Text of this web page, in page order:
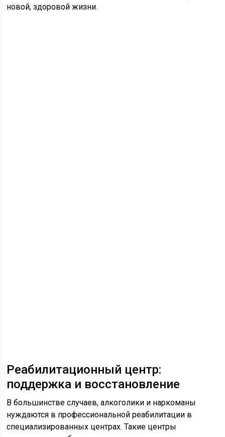
новой, здоровой жизни.
Реабилитационный центр:
поддержка и восстановление
В большинстве случаев, алкоголики и наркоманы
нуждаются в профессиональной реабилитации в
специализированных центрах. Такие центры